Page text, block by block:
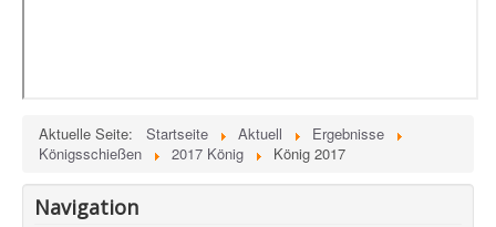
Aktuelle Seite: Startseite Aktuell
Ergebnisse
Königsschießen
2017 König König 2017
Navigation